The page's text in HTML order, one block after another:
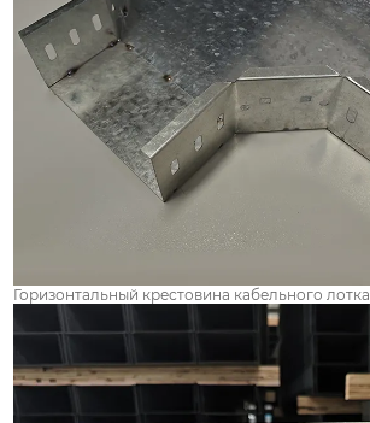
Горизонтальный крестовина кабельного лотка